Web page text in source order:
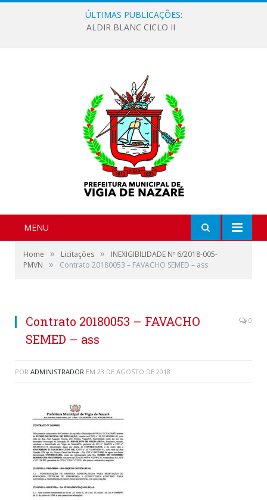
ÚLTIMAS PUBLICAÇÕES:
ALDIR BLANC CICLO II
MENU
Home » Licitações »
INEXIGIBILIDADE Nº 6/2018-005-
PMVN
» Contrato 20180053 – FAVACHO SEMED – ass
Contrato 20180053 – FAVACHO
SEMED – ass
0
POR ADMINISTRADOR EM 23 DE AGOSTO DE 2018